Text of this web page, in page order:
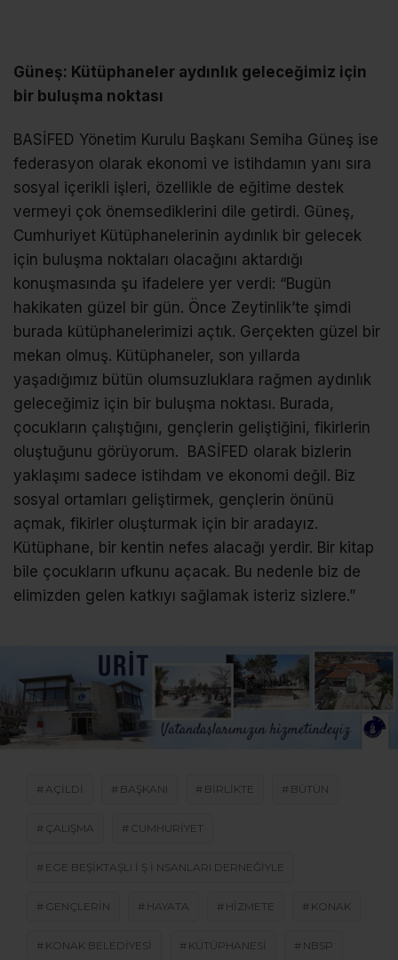
Güneş: Kütüphaneler aydınlık geleceğimiz için
bir buluşma noktası
BASİFED Yönetim Kurulu Başkanı Semiha Güneş ise
federasyon olarak ekonomi ve istihdamın yanı sıra
sosyal içerikli işleri, özellikle de eğitime destek
vermeyi çok önemsediklerini dile getirdi. Güneş,
Cumhuriyet Kütüphanelerinin aydınlık bir gelecek
için buluşma noktaları olacağını aktardığı
konuşmasında şu ifadelere yer verdi: “Bugün
hakikaten güzel bir gün. Önce Zeytinlik’te şimdi
burada kütüphanelerimizi açtık. Gerçekten güzel bir
mekan olmuş. Kütüphaneler, son yıllarda
yaşadığımız bütün olumsuzluklara rağmen aydınlık
geleceğimiz için bir buluşma noktası. Burada,
çocukların çalıştığını, gençlerin geliştiğini, fikirlerin
oluştuğunu görüyorum. BASİFED olarak bizlerin
yaklaşımı sadece istihdam ve ekonomi değil. Biz
sosyal ortamları geliştirmek, gençlerin önünü
açmak, fikirler oluşturmak için bir aradayız.
Kütüphane, bir kentin nefes alacağı yerdir. Bir kitap
bile çocukların ufkunu açacak. Bu nedenle biz de
elimizden gelen katkıyı sağlamak isteriz sizlere.”
AÇILDI BAŞKANI BIRLIKTE BÜTÜN
ÇALIŞMA CUMHURIYET
EGE BEŞIKTAŞLI I Ş I NSANLARI DERNEĞIYLE
GENÇLERIN HAYATA HIZMETE KONAK
KONAK BELEDIYESI KÜTÜPHANESI NBSP